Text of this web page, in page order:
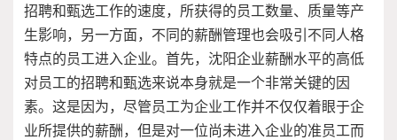
招聘和甄选工作的速度，所获得的员工数量、质量等产
生影响，另一方面，不同的薪酬管理也会吸引不同人格
特点的员工进入企业。首先，沈阳企业薪酬水平的高低
对员工的招聘和甄选来说本身就是一个非常关键的因
素。这是因为，尽管员工为企业工作并不仅仅着眼于企
业所提供的薪酬，但是对一位尚未进入企业的准员工而